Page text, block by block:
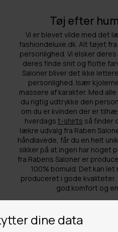
Tøj efter
Vi er blevet vilde med det
fashiondeluxe.dk. Alt tøjet
personlighed. Vi elsker
deres finde snit og flotte
Saloner bliver det ikke
personlighed. Især
massere af karakter. Med
du rigtig udtrykke den
om du er kvinden der er
hverdags t-shirts så finder
lækre udvalg fra Raben
håndlavede, får du en helt
sikker på at ingen har noget
fra Rabens Saloner er
100% bomuld. Det kan
produceret i gode
god komfort og
Boheme og